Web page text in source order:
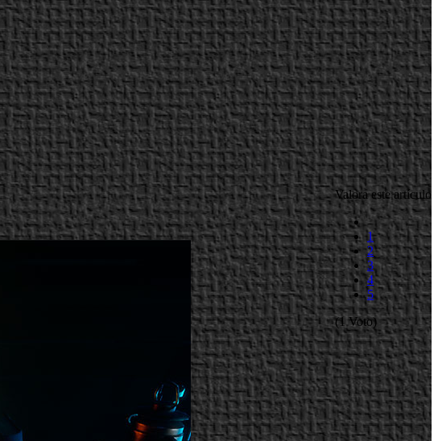
Valora este artículo
1
2
3
4
5
(1 Voto)